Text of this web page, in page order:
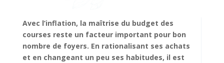
Avec l’inflation, la maîtrise du budget des
courses reste un facteur important pour bon
nombre de foyers. En rationalisant ses achats
et en changeant un peu ses habitudes, il est